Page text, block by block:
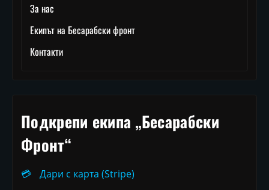
За нас
Екипът на Бесарабски фронт
Контакти
Подкрепи екипа „Бесарабски
Фронт“
💳
Дари с карта (Stripe)